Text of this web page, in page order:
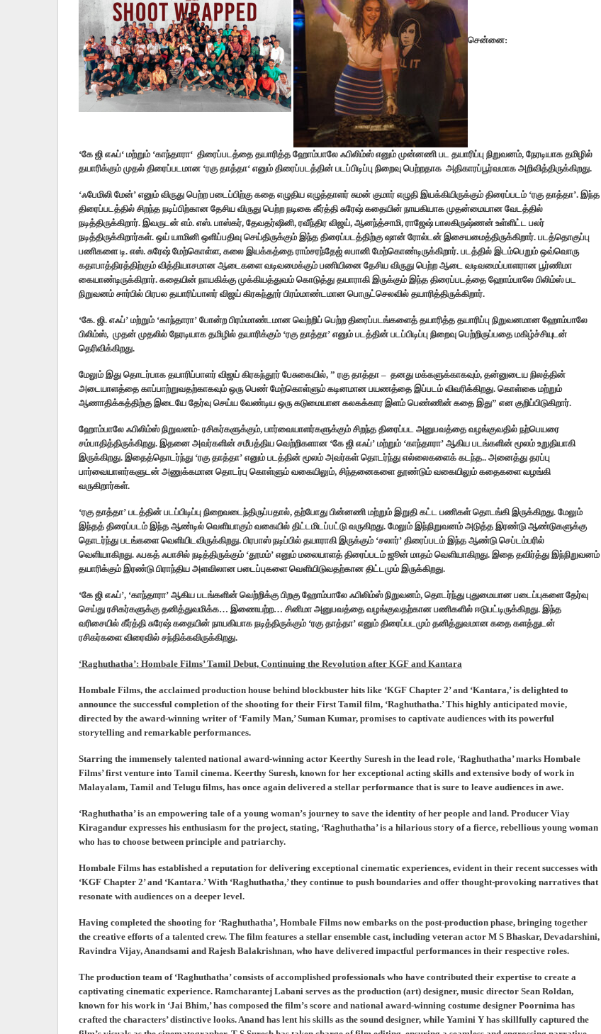
சென்னை:
‘கே ஜி எஃப்‘ மற்றும்‘காந்தாரா‘ திரைப்படத்தை தயாரித்த ஹோம்பாலே ஃபிலிம்ஸ் எனும் முன்னணி பட தயாரிப்பு நிறுவனம், நேரடியாக தமிழில்
தயாரிக்கும் முதல் திரைப்படமான ‘ரகு தாத்தா‘ எனும் திரைப்படத்தின் படப்பிடிப்பு நிறைவு பெற்றதாக அதிகாரப்பூர்வமாக அறிவித்திருக்கிறது.
‘ஃபேமிலி மேன்’ எனும் விருது பெற்ற படைப்பிற்கு கதை எழுதிய எழுத்தாளர் சுமன் குமார் எழுதி இயக்கியிருக்கும் திரைப்படம் ‘ரகு தாத்தா’. இந்த
திரைப்படத்தில் சிறந்த நடிப்பிற்கான தேசிய விருது பெற்ற நடிகை கீர்த்தி சுரேஷ் கதையின் நாயகியாக முதன்மையான வேடத்தில்
நடித்திருக்கிறார். இவருடன் எம். எஸ். பாஸ்கர், தேவதர்ஷினி, ரவீந்திர விஜய், ஆனந்த்சாமி, ராஜேஷ் பாலகிருஷ்ணன் உள்ளிட்ட பலர்
நடித்திருக்கிறார்கள். ஒய் யாமினி ஒளிப்பதிவு செய்திருக்கும் இந்த திரைப்படத்திற்கு ஷான் ரோல்டன் இசையமைத்திருக்கிறார். படத்தொகுப்பு
பணிகளை டி. எஸ். சுரேஷ் மேற்கொள்ள, கலை இயக்கத்தை ராம்சரந்தேஜ் லபானி மேற்கொண்டிருக்கிறார்.‌ படத்தில் இடம்பெறும் ஒவ்வொரு
கதாபாத்திரத்திற்கும் வித்தியாசமான ஆடைகளை வடிவமைக்கும் பணியினை தேசிய விருது பெற்ற ஆடை வடிவமைப்பாளரான பூர்ணிமா
கையாண்டிருக்கிறார். கதையின் நாயகிக்கு முக்கியத்துவம் கொடுத்து தயாராகி இருக்கும் இந்த திரைப்படத்தை ஹோம்பாலே பிலிம்ஸ் பட
நிறுவனம் சார்பில் பிரபல தயாரிப்பாளர் விஜய் கிரகந்தூர் பிரம்மாண்டமான பொருட்செலவில் தயாரித்திருக்கிறார்.
‘கே. ஜி. எஃப்’ மற்றும் ‘காந்தாரா’ போன்ற பிரம்மாண்டமான வெற்றிப் பெற்ற திரைப்படங்களைத் தயாரித்த தயாரிப்பு நிறுவனமான ஹோம்பாலே
பிலிம்ஸ், முதன் முதலில் நேரடியாக தமிழில் தயாரிக்கும் ‘ரகு தாத்தா’ எனும் படத்தின் படப்பிடிப்பு நிறைவு பெற்றிருப்பதை மகிழ்ச்சியுடன்
தெரிவிக்கிறது.‌
மேலும் இது தொடர்பாக தயாரிப்பாளர் விஜய் கிரகந்தூர் பேசுகையில், ” ரகு தாத்தா – தனது மக்களுக்காகவும், தன்னுடைய நிலத்தின்
அடையாளத்தை காப்பாற்றுவதற்காகவும் ஒரு பெண் மேற்கொள்ளும் கடினமான பயணத்தை இப்படம் விவரிக்கிறது. கொள்கை மற்றும்
ஆணாதிக்கத்திற்கு இடையே தேர்வு செய்ய வேண்டிய ஒரு கடுமையான கலகக்கார இளம் பெண்ணின் கதை இது” என குறிப்பிடுகிறார்.
ஹோம்பாலே ஃபிலிம்ஸ் நிறுவனம்- ரசிகர்களுக்கும், பார்வையாளர்களுக்கும் சிறந்த திரைப்பட அனுபவத்தை வழங்குவதில் நற்பெயரை
சம்பாதித்திருக்கிறது. இதனை அவர்களின் சமீபத்திய வெற்றிகளான ‘கே ஜி எஃப்’ மற்றும் ‘காந்தாரா’ ஆகிய படங்களின் மூலம் உறுதியாகி
இருக்கிறது. இதைத்தொடர்ந்து ‘ரகு தாத்தா’ எனும் படத்தின் மூலம் அவர்கள் தொடர்ந்து எல்லைகளைக் கடந்த.. அனைத்து தரப்பு
பார்வையாளர்களுடன் அணுக்கமான தொடர்பு கொள்ளும் வகையிலும், சிந்தனைகளை தூண்டும் வகையிலும் கதைகளை வழங்கி
வருகிறார்கள்.
‘ரகு தாத்தா’ படத்தின் படப்பிடிப்பு நிறைவடைந்திருப்பதால், தற்போது பின்னணி மற்றும் இறுதி கட்ட பணிகள் தொடங்கி இருக்கிறது. மேலும்
இந்தத் திரைப்படம் இந்த ஆண்டில் வெளியாகும் வகையில் திட்டமிடப்பட்டு வருகிறது. மேலும் இந்நிறுவனம் அடுத்த இரண்டு ஆண்டுகளுக்கு
தொடர்ந்து படங்களை வெளியிடவிருக்கிறது. பிரபாஸ் நடிப்பில் தயாராகி இருக்கும் ‘சலார்’ திரைப்படம் இந்த ஆண்டு செப்டம்பரில்
வெளியாகிறது. ஃபகத் ஃபாசில் நடித்திருக்கும் ‘தூமம்’ எனும் மலையாளத் திரைப்படம் ஜூன் மாதம் வெளியாகிறது. இதை தவிர்த்து இந்நிறுவனம்
தயாரிக்கும் இரண்டு பிராந்திய அளவிலான படைப்புகளை வெளியிடுவதற்கான திட்டமும் இருக்கிறது.
‘கே ஜி எஃப்’, ‘காந்தாரா’ ஆகிய படங்களின் வெற்றிக்கு பிறகு ஹோம்பாலே ஃபிலிம்ஸ் நிறுவனம், தொடர்ந்து புதுமையான படைப்புகளை தேர்வு
செய்து ரசிகர்களுக்கு தனித்துவமிக்க… இணையற்ற… சினிமா அனுபவத்தை வழங்குவதற்கான பணிகளில் ஈடுபட்டிருக்கிறது. இந்த
வரிசையில் கீர்த்தி சுரேஷ் கதையின் நாயகியாக நடித்திருக்கும் ‘ரகு தாத்தா’ எனும் திரைப்படமும் தனித்துவமான கதை களத்துடன்
ரசிகர்களை விரைவில் சந்திக்கவிருக்கிறது.
‘Raghuthatha’: Hombale Films’ Tamil Debut, Continuing the Revolution after KGF and Kantara
Hombale Films, the acclaimed production house behind blockbuster hits like ‘KGF Chapter 2’ and ‘Kantara,’ is delighted to
announce the successful completion of the shooting for their First Tamil film, ‘Raghuthatha.’ This highly anticipated movie,
directed by the award-winning writer of ‘Family Man,’ Suman Kumar, promises to captivate audiences with its powerful
storytelling and remarkable performances.
Starring the immensely talented national award-winning actor Keerthy Suresh in the lead role, ‘Raghuthatha’ marks Hombale
Films’ first venture into Tamil cinema. Keerthy Suresh, known for her exceptional acting skills and extensive body of work in
Malayalam, Tamil and Telugu films, has once again delivered a stellar performance that is sure to leave audiences in awe.
‘Raghuthatha’ is an empowering tale of a young woman’s journey to save the identity of her people and land. Producer Viay
Kiragandur expresses his enthusiasm for the project, stating, ‘Raghuthatha’ is a hilarious story of a fierce, rebellious young woman
who has to choose between principle and patriarchy.
Hombale Films has established a reputation for delivering exceptional cinematic experiences, evident in their recent successes with
‘KGF Chapter 2’ and ‘Kantara.’ With ‘Raghuthatha,’ they continue to push boundaries and offer thought-provoking narratives that
resonate with audiences on a deeper level.
Having completed the shooting for ‘Raghuthatha’, Hombale Films now embarks on the post-production phase, bringing together
the creative efforts of a talented crew. The film features a stellar ensemble cast, including veteran actor M S Bhaskar, Devadarshini,
Ravindra Vijay, Anandsami and Rajesh Balakrishnan, who have delivered impactful performances in their respective roles.
The production team of ‘Raghuthatha’ consists of accomplished professionals who have contributed their expertise to create a
captivating cinematic experience. Ramcharantej Labani serves as the production (art) designer, music director Sean Roldan,
known for his work in ‘Jai Bhim,’ has composed the film’s score and national award-winning costume designer Poornima has
crafted the characters’ distinctive looks. Anand has lent his skills as the sound designer, while Yamini Y has skillfully captured the